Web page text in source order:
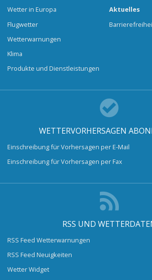
Wetter in Europa
Flugwetter
Wetterwarnungen
Klima
Produkte und Dienstleistungen
Aktuelles
WETTERVORHERSAGEN
Einschreibung für Vorhersagen per E-Mail
Einschreibung für Vorhersagen per Fax
RSS UND
RSS Feed Wetterwarnungen
RSS Feed Neuigkeiten
Wetter Widget